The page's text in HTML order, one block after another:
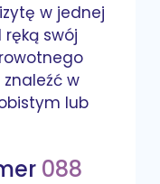
w jednej
ręką swój
w
lub
088